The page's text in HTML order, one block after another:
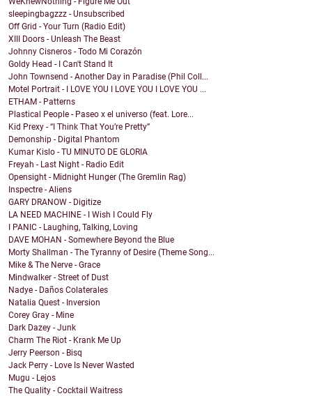
sleepingbagzzz - Unsubscribed
Off Grid - Your Turn (Radio Edit)
XIII Doors - Unleash The Beast
Johnny Cisneros - Todo Mi Corazón
Goldy Head - I Can't Stand It
John Townsend - Another Day in Paradise (Phil Coll...
Motel Portrait - I LOVE YOU I LOVE YOU I LOVE YOU ...
ETHAM - Patterns
Plastical People - Paseo x el universo (feat. Lore...
Kid Prexy - “I Think That You’re Pretty”
Demonship - Digital Phantom
Kumar Kislo - TU MINUTO DE GLORIA
Freyah - Last Night - Radio Edit
Opensight - Midnight Hunger (The Gremlin Rag)
Inspectre - Aliens
GARY DRANOW - Digitize
LA NEED MACHINE - I Wish I Could Fly
I PANIC - Laughing, Talking, Loving
DAVE MOHAN - Somewhere Beyond the Blue
Morty Shallman - The Tyranny of Desire (Theme Song...
Mike & The Nerve - Grace
Mindwalker - Street of Dust
Nadye - Daños Colaterales
Natalia Quest - Inversion
Corey Gray - Mine
Dark Dazey - Junk
Charm The Riot - Krank Me Up
Jerry Peerson - Bisq
Jack Perry - Love Is Never Wasted
Mugu - Lejos
The Quality - Cocktail Waitress